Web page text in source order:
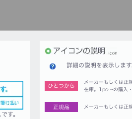
す。
詳細の説明を表示します
ひとつから
メーカーもしくは正
在庫。1pc〜の購入
正規品 メーカーもしくは正